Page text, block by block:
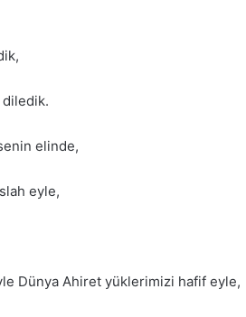
elinde,
eyle,
Dünya Ahiret yüklerimizi hafif eyle,